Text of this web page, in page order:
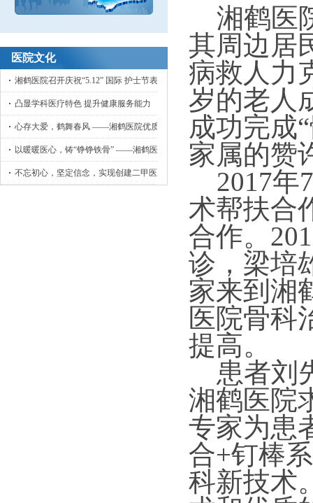
医院文化
湘鹤医院召开庆祝“5.12” 国际 护士节表彰大会
凸显学科医疗特色 提升健康服务能力
心存大爱，鹤舞春风 ——湘鹤医院优质护理工作侧记
以暖暖医心，铸“铮铮铁骨” ——湘鹤医院骨外科小记
不忘初心，坚定信念，实现创建二甲医院目标
湘鹤医
其周边居
病救人力
岁的老人
成功完成
家属的赞
2017年
术帮扶合
合作。
诊，梁培
家来到湘
医院骨科
提高。
患者刘
湘鹤医院
专家为患
合+钉棒
科新技术